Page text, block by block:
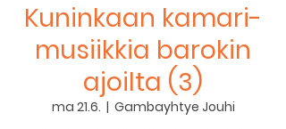
Kuninkaan kamari-
musiikkia barokin
ajoilta (3)
ma 21.6.
  |
Gambayhtye Jouhi